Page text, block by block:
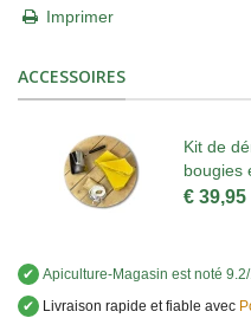
Imprimer
ACCESSOIRES
Kit de
bougies
€ 39,95
✔ Apiculture-Magasin est noté 9.2/
✔
Livraison rapide et fiable avec